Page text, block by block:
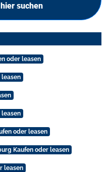
suchen
oder leasen
leasen
leasen
oder leasen
Kaufen oder leasen
leasen